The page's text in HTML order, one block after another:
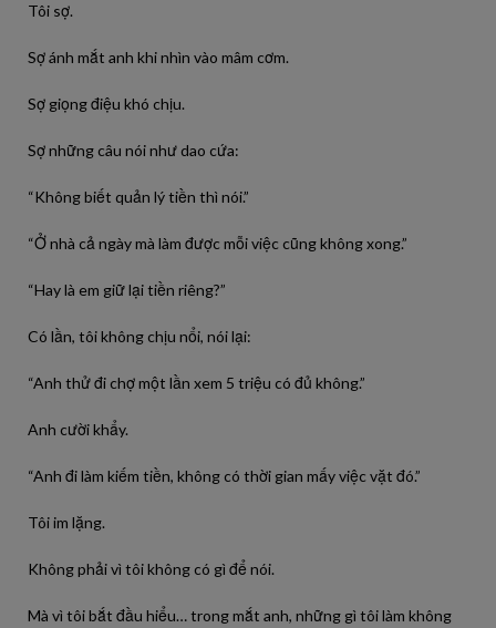
Tôi sợ.
Sợ ánh mắt anh khi nhìn vào mâm cơm.
Sợ giọng điệu khó chịu.
Sợ những câu nói như dao cứa:
“Không biết quản lý tiền thì nói.”
“Ở nhà cả ngày mà làm được mỗi việc cũng không xong.”
“Hay là em giữ lại tiền riêng?”
Có lần, tôi không chịu nổi, nói lại:
“Anh thử đi chợ một lần xem 5 triệu có đủ không.”
Anh cười khẩy.
“Anh đi làm kiếm tiền, không có thời gian mấy việc vặt đó.”
Tôi im lặng.
Không phải vì tôi không có gì để nói.
Mà vì tôi bắt đầu hiểu… trong mắt anh, những gì tôi làm không